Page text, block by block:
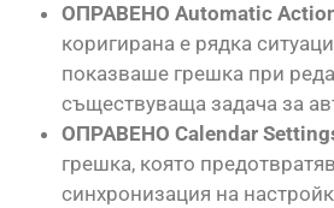
ОПРАВЕНО Automatic
коригирана е рядка
показваше грешка при
съществуваща задача за
ОПРАВЕНО Calendar
грешка, която
синхронизация на